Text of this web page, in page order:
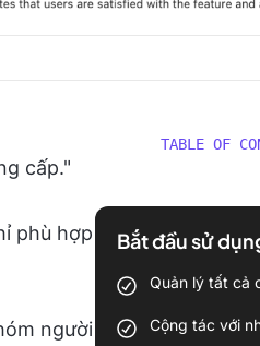
cấp."
phù hợp
người
TABLE OF
Bắt đầu sử
Quản lý tất cả
Cộng tác với